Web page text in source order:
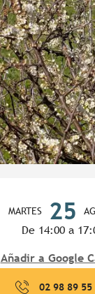
MARTES 25
De 14:00 a
Añadir a Google
02 98 89 55